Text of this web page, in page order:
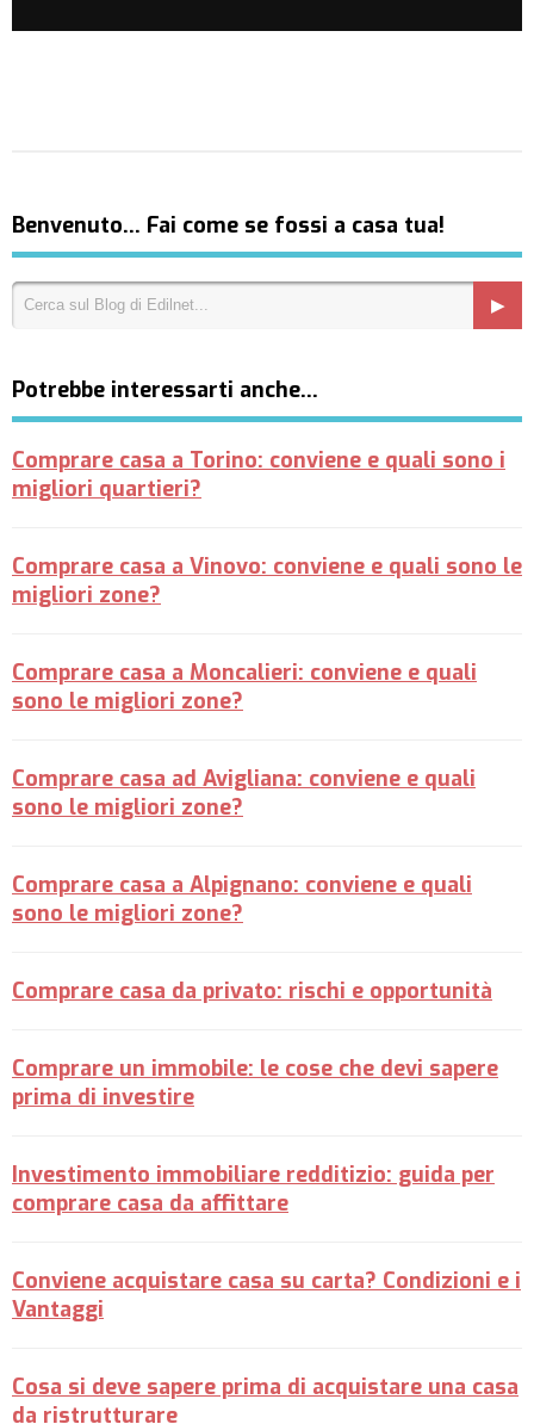
Benvenuto… Fai come se fossi a casa tua!
Potrebbe interessarti anche…
Comprare casa a Torino: conviene e quali sono i
migliori quartieri?
Comprare casa a Vinovo: conviene e quali sono le
migliori zone?
Comprare casa a Moncalieri: conviene e quali
sono le migliori zone?
Comprare casa ad Avigliana: conviene e quali
sono le migliori zone?
Comprare casa a Alpignano: conviene e quali
sono le migliori zone?
Comprare casa da privato: rischi e opportunità
Comprare un immobile: le cose che devi sapere
prima di investire
Investimento immobiliare redditizio: guida per
comprare casa da affittare
Conviene acquistare casa su carta? Condizioni e i
Vantaggi
Cosa si deve sapere prima di acquistare una casa
da ristrutturare